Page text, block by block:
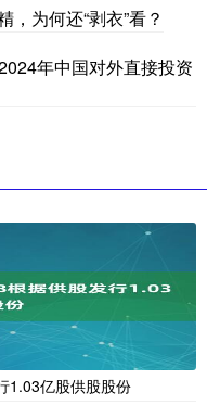
为何还“剥衣”看？
年中国对外直接投资
1.03亿股供股股份